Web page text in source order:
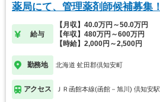
薬局にて、管理薬剤師候補募集！
給与
【月収】40.0万円～50.0万円
【年収】480万円～600万円
【時給】2,000円～2,500円
勤務地 北海道 虻田郡倶知安町
アクセス ＪＲ函館本線(函館－旭川) 倶知安駅